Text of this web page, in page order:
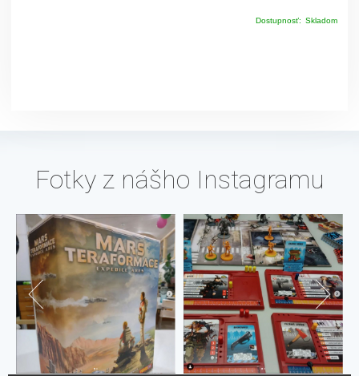
Dostupnosť: Skladom
Fotky z nášho Instagramu